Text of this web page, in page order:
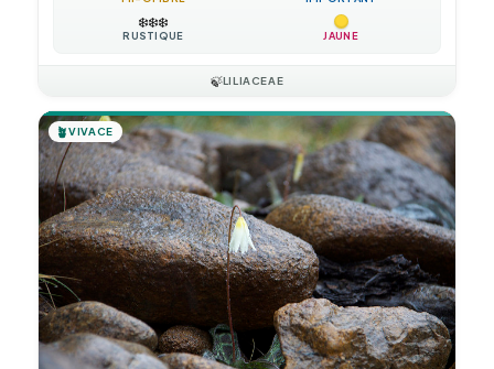
❄️❄️❄️
RUSTIQUE JAUNE
🍃LILIACEAE
🪴VIVACE